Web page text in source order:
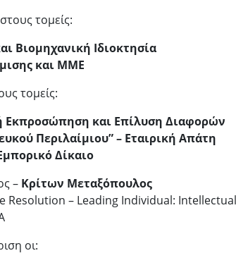
τομείς:
Βιομηχανική Ιδιοκτησία
και ΜΜΕ
τομείς:
Εκπροσώπηση και Επίλυση Διαφορών
Περιλαίμιου” – Εταιρική Απάτη
Δίκαιο
– Κρίτων Μεταξόπουλος
Resolution – Leading Individual:
οι: